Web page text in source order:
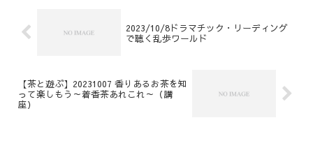
2023/10/8ドラマチック・リーディング
で聴く乱歩ワールド
【茶と遊ぶ】20231007 香りあるお茶を知
って楽しもう～着香茶あれこれ～（講
座）